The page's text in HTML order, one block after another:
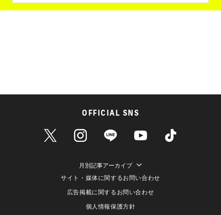
OFFICIAL SNS
月別記事アーカイブ
サイト・媒体に関するお問い合わせ
広告掲載に関するお問い合わせ
個人情報保護方針